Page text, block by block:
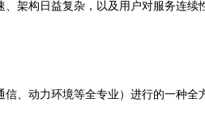
架构日益复杂，以及用户对服务连续
、动力环境等全专业）进行的一种全